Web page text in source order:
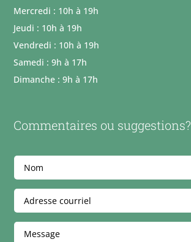
Mercredi : 10h à 19h
Jeudi : 10h à 19h
Vendredi : 10h à 19h
Samedi : 9h à 17h
Dimanche : 9h à 17h
Commentaires ou suggestions?